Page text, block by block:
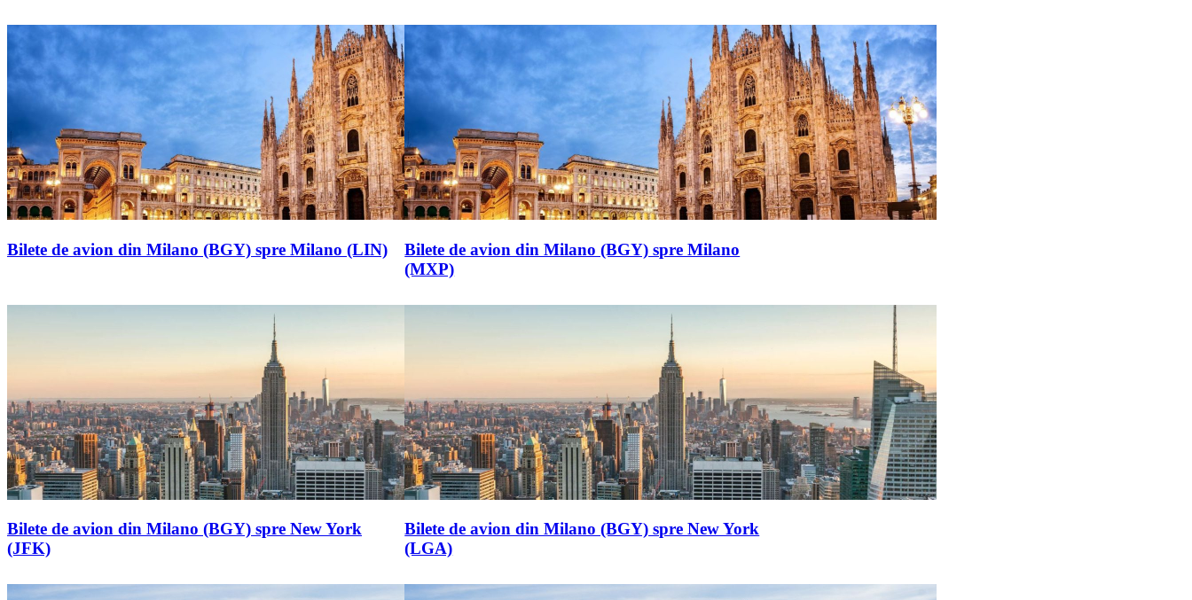
Bilete de avion din Milano (BGY) spre Milano (LIN)
Bilete de avion din Milano (BGY) spre Milano
(MXP)
Bilete de avion din Milano (BGY) spre New York
(JFK)
Bilete de avion din Milano (BGY) spre New York
(LGA)